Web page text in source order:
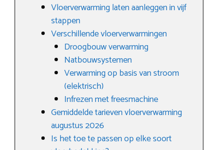
Vloerverwarming laten aanleggen in vijf
stappen
Verschillende vloerverwarmingen
Droogbouw verwarming
Natbouwsystemen
Verwarming op basis van stroom
(elektrisch)
Infrezen met freesmachine
Gemiddelde tarieven vloerverwarming
augustus 2026
Is het toe te passen op elke soort